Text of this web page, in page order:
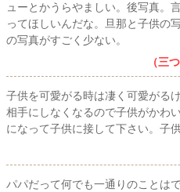
ューとかうらやましい。後写真。
ってほしいんだな。旦那と子供の
の写真がすごく少ない。
（三
子供を可愛がる時は凄く可愛がる
相手にしなくなるので子供がかわ
になって子供に接して下さい。子
パパだって何でも一通りのことは